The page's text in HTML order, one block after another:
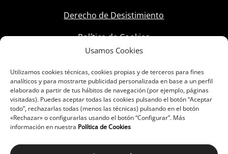
Usamos Cookies
Utilizamos cookies técnicas, cookies propias y de terceros para fines
analíticos y para mostrarte publicidad personalizada en base a un perfil
elaborado a partir de tus hábitos de navegación (por ejemplo, páginas
visitadas). Puedes aceptar todas las cookies pulsando el botón “Aceptar
todo”, rechazarlas todas (menos las técnicas) pulsando en el botón
«Rechazar» o configurarlas usando el botón “Configurar”. Más
información en nuestra Política de Cookies
Derecho de Desistimiento
Política de Cookies